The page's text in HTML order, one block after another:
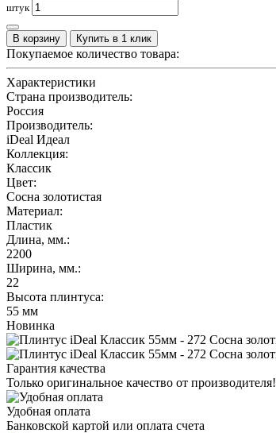
штук
В корзину Купить в 1 клик
Покупаемое количество товара:
Характеристики
Страна производитель:
Россия
Производитель:
iDeal Идеал
Коллекция:
Классик
Цвет:
Сосна золотистая
Материал:
Пластик
Длина, мм.:
2200
Ширина, мм.:
22
Высота плинтуса:
55 мм
Новинка
Гарантия качества
Только оригинальное качество от производителя!
Удобная оплата
Банковской картой или оплата счета